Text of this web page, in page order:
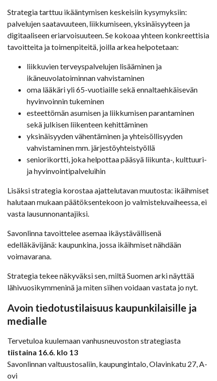
Strategia tarttuu ikääntymisen keskeisiin kysymyksiin:
palvelujen saatavuuteen, liikkumiseen, yksinäisyyteen ja
digitaaliseen eriarvoisuuteen. Se kokoaa yhteen konkreettisia
tavoitteita ja toimenpiteitä, joilla arkea helpotetaan:
liikkuvien terveyspalvelujen lisääminen ja
ikäneuvolatoiminnan vahvistaminen
oma lääkäri yli 65-vuotiaille sekä ennaltaehkäisevän
hyvinvoinnin tukeminen
esteettömän asumisen ja liikkumisen parantaminen
sekä julkisen liikenteen kehittäminen
yksinäisyyden vähentäminen ja yhteisöllisyyden
vahvistaminen mm. järjestöyhteistyöllä
seniorikortti, joka helpottaa pääsyä liikunta-, kulttuuri-
ja hyvinvointipalveluihin
Lisäksi strategia korostaa ajattelutavan muutosta: ikäihmiset
halutaan mukaan päätöksentekoon jo valmisteluvaiheessa, ei
vasta lausunnonantajiksi.
Savonlinna tavoittelee asemaa ikäystävällisenä
edelläkävijänä: kaupunkina, jossa ikäihmiset nähdään
voimavarana.
Strategia tekee näkyväksi sen, miltä Suomen arki näyttää
lähivuosikymmeninä ja miten siihen voidaan vastata jo nyt.
Avoin tiedotustilaisuus kaupunkilaisille ja
medialle
Tervetuloa kuulemaan vanhusneuvoston strategiasta
tiistaina 16.6. klo 13
Savonlinnan valtuustosaliin, kaupungintalo, Olavinkatu 27, A-
ovi